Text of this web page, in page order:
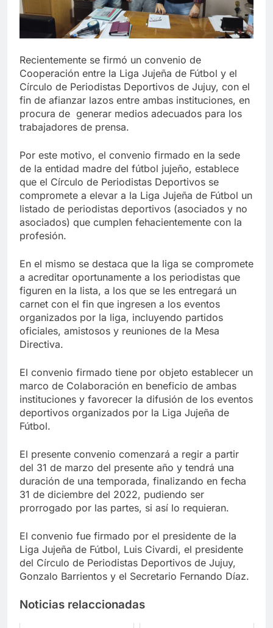
Recientemente se firmó un convenio de
Cooperación entre la Liga Jujeña de Fútbol y el
Círculo de Periodistas Deportivos de Jujuy, con el
fin de afianzar lazos entre ambas instituciones, en
procura de generar medios adecuados para los
trabajadores de prensa.
Por este motivo, el convenio firmado en la sede
de la entidad madre del fútbol jujeño, establece
que el Círculo de Periodistas Deportivos se
compromete a elevar a la Liga Jujeña de Fútbol un
listado de periodistas deportivos (asociados y no
asociados) que cumplen fehacientemente con la
profesión.
En el mismo se destaca que la liga se compromete
a acreditar oportunamente a los periodistas que
figuren en la lista, a los que se les entregará un
carnet con el fin que ingresen a los eventos
organizados por la liga, incluyendo partidos
oficiales, amistosos y reuniones de la Mesa
Directiva.
El convenio firmado tiene por objeto establecer un
marco de Colaboración en beneficio de ambas
instituciones y favorecer la difusión de los eventos
deportivos organizados por la Liga Jujeña de
Fútbol.
El presente convenio comenzará a regir a partir
del 31 de marzo del presente año y tendrá una
duración de una temporada, finalizando en fecha
31 de diciembre del 2022, pudiendo ser
prorrogado por las partes, si así lo requieran.
El convenio fue firmado por el presidente de la
Liga Jujeña de Fútbol, Luis Civardi, el presidente
del Círculo de Periodistas Deportivos de Jujuy,
Gonzalo Barrientos y el Secretario Fernando Díaz.
Noticias relaccionadas